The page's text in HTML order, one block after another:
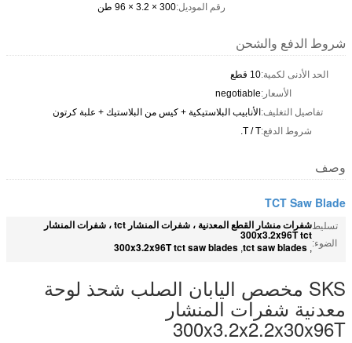
رقم الموديل:300 × 3.2 × 96 طن
شروط الدفع والشحن
الحد الأدنى لكمية:10 قطع
الأسعار:negotiable
تفاصيل التغليف:الأنابيب البلاستيكية + كيس من البلاستيك + علبة كرتون
شروط الدفع:T / T.
وصف
TCT Saw Blade
تسليط
الضوء:
شفرات منشار القطع المعدنية ، شفرات المنشار tct ، شفرات المنشار
300x3.2x96T tct
,
tct saw blades
,
300x3.2x96T tct saw blades
SKS مخصص اليابان الصلب شحذ لوحة
معدنية شفرات المنشار
300x3.2x2.2x30x96T